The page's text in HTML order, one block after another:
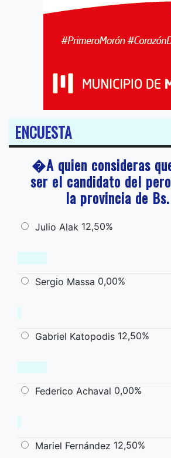
ENCUESTA
�A quien consideras
ser el candidato del
la provincia de
Julio Alak 12,50%
Sergio Massa 0,00%
Gabriel Katopodis 12,50%
Federico Achaval 0,00%
Mariel Fernández 12,50%